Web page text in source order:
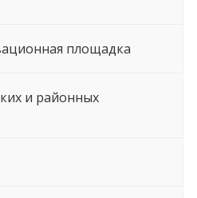
площадка
и районных